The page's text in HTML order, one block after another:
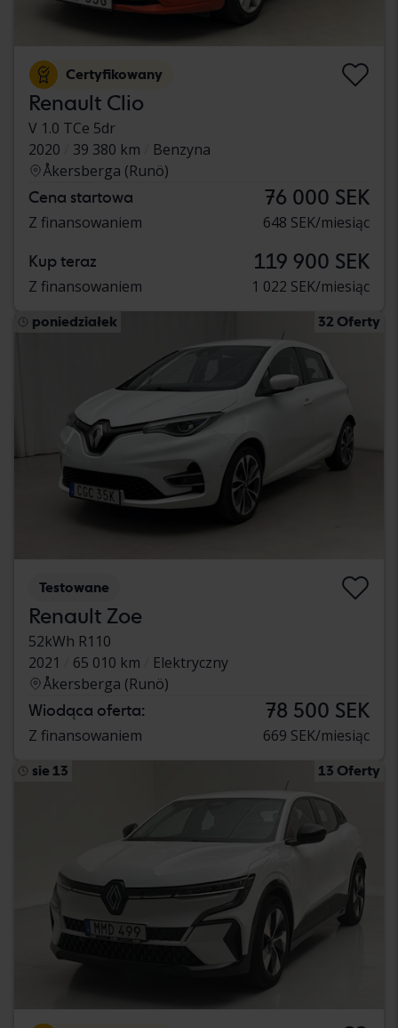
Certyfikowany
Renault Clio
V 1.0 TCe 5dr
2020
39 380 km
Benzyna
Åkersberga (Runö)
Cena startowa 76 000 SEK
Z finansowaniem 648 SEK/miesiąc
Kup teraz 119 900 SEK
Z finansowaniem 1 022 SEK/miesiąc
poniedziałek 32 Oferty
Testowane
Renault Zoe
52kWh R110
2021
65 010 km
Elektryczny
Åkersberga (Runö)
Wiodąca oferta: 78 500 SEK
Z finansowaniem 669 SEK/miesiąc
sie 13 13 Oferty